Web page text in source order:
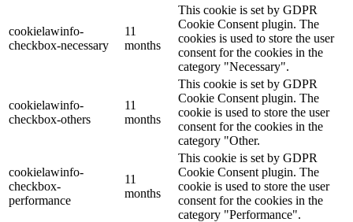
cookielawinfo-
checkbox-necessary
11
months
This cookie is set by GDPR
Cookie Consent plugin. The
cookies is used to store the user
consent for the cookies in the
category "Necessary".
cookielawinfo-
checkbox-others
11
months
This cookie is set by GDPR
Cookie Consent plugin. The
cookie is used to store the user
consent for the cookies in the
category "Other.
cookielawinfo-
checkbox-
performance
11
months
This cookie is set by GDPR
Cookie Consent plugin. The
cookie is used to store the user
consent for the cookies in the
category "Performance".